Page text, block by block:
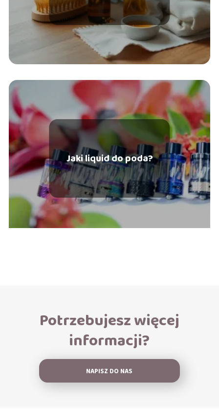
Jaki liquid do poda?
Potrzebujesz więcej
informacji?
NAPISZ DO NAS